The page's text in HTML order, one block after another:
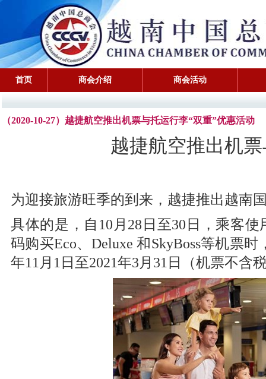
首页 商会介绍 商会活动
（2020-10-27）越捷航空推出机票与托运行李“双重”优惠活动
越捷航空推出机
为迎接旅游旺季的到来，越捷推出越南
具体的是，自10月28日至30日，乘客使
码购买Eco、Deluxe 和SkyBoss等机票
年11月1日至2021年3月31日（机票不含